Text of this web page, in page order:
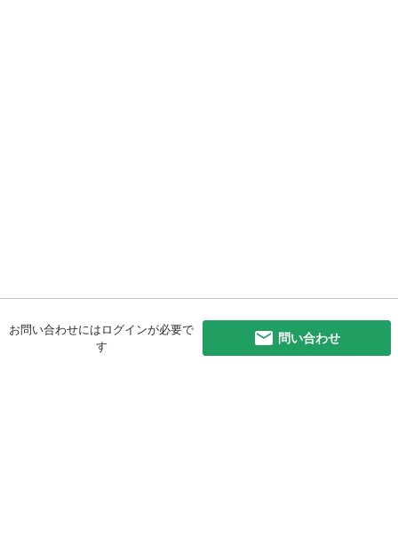
お問い合わせにはログインが必要で
す
問い合わせ